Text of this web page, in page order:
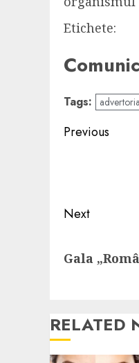
Etichete:
Tags:
Post
Previous
Next
post:
Gala
RELATED